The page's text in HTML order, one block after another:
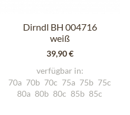
Dirndl BH 004716
weiß
39,90 €
verfügbar in:
70a 70b 70c 75a 75b 75c
80a 80b 80c 85b 85c